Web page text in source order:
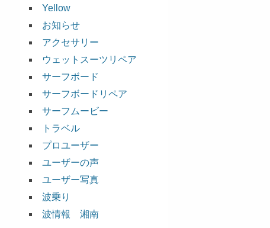
Yellow
お知らせ
アクセサリー
ウェットスーツリペア
サーフボード
サーフボードリペア
サーフムービー
トラベル
プロユーザー
ユーザーの声
ユーザー写真
波乗り
波情報 湘南